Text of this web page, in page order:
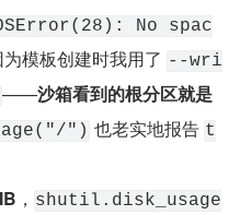
No spac
为模板创建时我用了 --wri
——沙箱看到的根分区就是
") 也老实地报告 t
， shutil.disk_usage